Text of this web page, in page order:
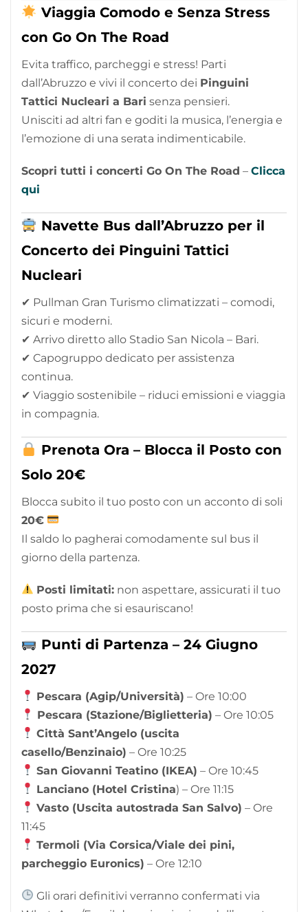
Viaggia Comodo e Senza Stress
con Go On The Road
Evita traffico, parcheggi e stress! Parti
dall’Abruzzo e vivi il concerto dei Pinguini
Tattici Nucleari a Bari senza pensieri.
Unisciti ad altri fan e goditi la musica, l’energia e
l’emozione di una serata indimenticabile.
Scopri tutti i concerti Go On The Road – Clicca
qui
Navette Bus dall’Abruzzo per il
Concerto dei Pinguini Tattici
Nucleari
✔ Pullman Gran Turismo climatizzati – comodi,
sicuri e moderni.
✔ Arrivo diretto allo Stadio San Nicola – Bari.
✔ Capogruppo dedicato per assistenza
continua.
✔ Viaggio sostenibile – riduci emissioni e viaggia
in compagnia.
Prenota Ora – Blocca il Posto con
Solo 20€
Blocca subito il tuo posto con un acconto di soli
20€
Il saldo lo pagherai comodamente sul bus il
giorno della partenza.
Posti limitati: non aspettare, assicurati il tuo
posto prima che si esauriscano!
Punti di Partenza – 24 Giugno
2027
Pescara (Agip/Università) – Ore 10:00
Pescara (Stazione/Biglietteria) – Ore 10:05
Città Sant’Angelo (uscita
casello/Benzinaio) – Ore 10:25
San Giovanni Teatino (IKEA) – Ore 10:45
Lanciano (Hotel Cristina) – Ore 11:15
Vasto (Uscita autostrada San Salvo) – Ore
11:45
Termoli (Via Corsica/Viale dei pini,
parcheggio Euronics) – Ore 12:10
Gli orari definitivi verranno confermati via